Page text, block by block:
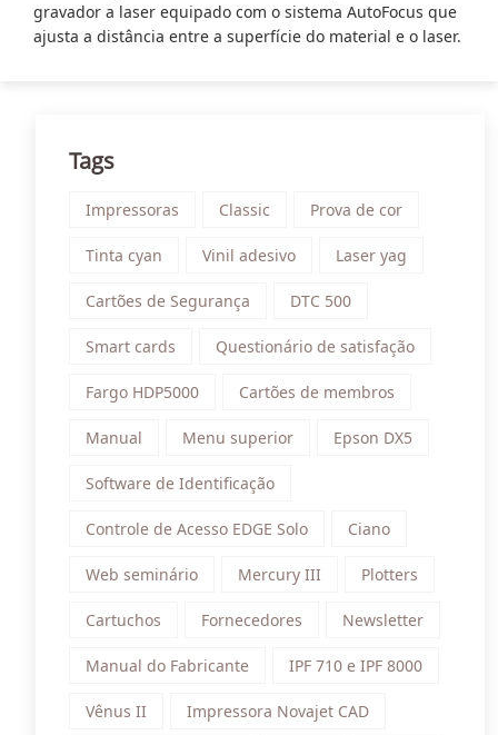
gravador a laser equipado com o sistema AutoFocus que
ajusta a distância entre a superfície do material e o laser.
Tags
Impressoras Classic Prova de cor
Tinta cyan Vinil adesivo Laser yag
Cartões de Segurança DTC 500
Smart cards Questionário de satisfação
Fargo HDP5000 Cartões de membros
Manual Menu superior Epson DX5
Software de Identificação
Controle de Acesso EDGE Solo Ciano
Web seminário Mercury III Plotters
Cartuchos Fornecedores Newsletter
Manual do Fabricante IPF 710 e IPF 8000
Vênus II Impressora Novajet CAD